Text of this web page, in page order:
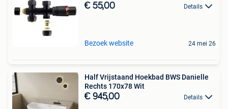
€ 55,00 Details
Bezoek website 24 mei 26
Half Vrijstaand Hoekbad BWS Danielle
Rechts 170x78 Wit
€ 945,00 Details